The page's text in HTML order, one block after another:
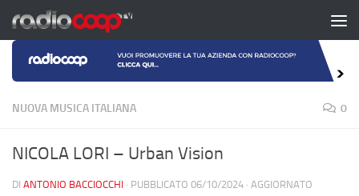
Salta al contenuto
NUOVA MUSICA ITALIANA 0
NICOLA LORI – Urban Vision
DI ANTONIO BACCIOCCHI · PUBBLICATO 06/10/2024 · AGGIORNATO